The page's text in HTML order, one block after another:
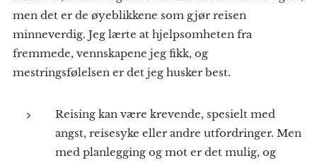
men det er de øyeblikkene som gjør reisen
minneverdig. Jeg lærte at hjelpsomheten fra
fremmede, vennskapene jeg fikk, og
mestringsfølelsen er det jeg husker best.
Reising kan være krevende, spesielt med
angst, reisesyke eller andre utfordringer. Men
med planlegging og mot er det mulig, og